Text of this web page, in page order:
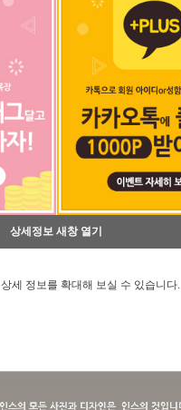
상세정보 새창 열기
상세 정보를 확대해 보실 수 있습니다.